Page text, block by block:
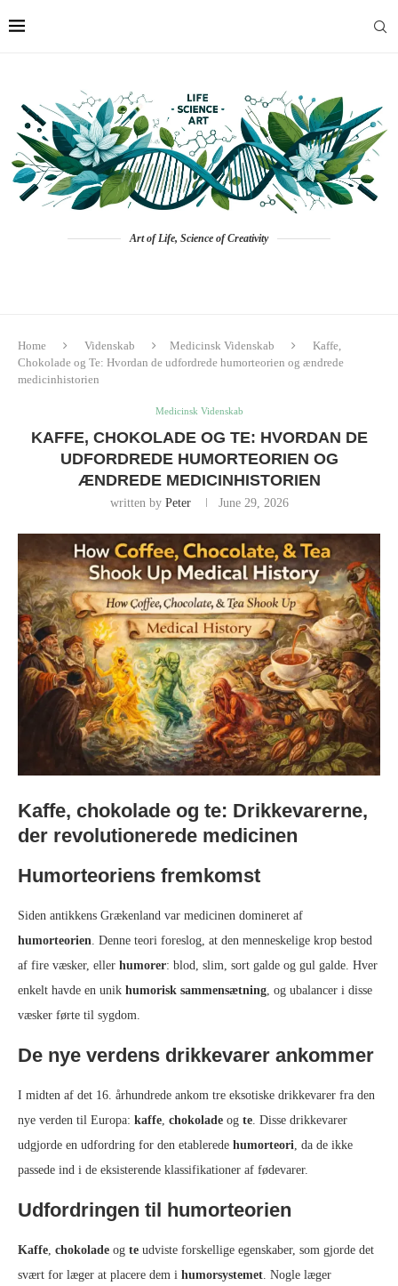
Art of Life, Science of Creativity
Home Videnskab Medicinsk Videnskab
Kaffe,
Chokolade og Te: Hvordan de udfordrede humorteorien og ændrede
medicinhistorien
Medicinsk Videnskab
KAFFE, CHOKOLADE OG TE: HVORDAN DE
UDFORDREDE HUMORTEORIEN OG
ÆNDREDE MEDICINHISTORIEN
written by Peter June 29, 2026
Kaffe, chokolade og te: Drikkevarerne,
der revolutionerede medicinen
Humorteoriens fremkomst
Siden antikkens Grækenland var medicinen domineret af
humorteorien. Denne teori foreslog, at den menneskelige krop bestod
af fire væsker, eller humorer: blod, slim, sort galde og gul galde. Hver
enkelt havde en unik humorisk sammensætning, og ubalancer i disse
væsker førte til sygdom.
De nye verdens drikkevarer ankommer
I midten af det 16. århundrede ankom tre eksotiske drikkevarer fra den
nye verden til Europa: kaffe, chokolade og te. Disse drikkevarer
udgjorde en udfordring for den etablerede humorteori, da de ikke
passede ind i de eksisterende klassifikationer af fødevarer.
Udfordringen til humorteorien
Kaffe, chokolade og te udviste forskellige egenskaber, som gjorde det
svært for læger at placere dem i humorsystemet. Nogle læger